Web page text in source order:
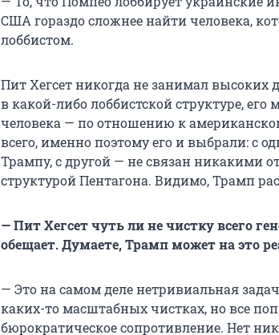
США гораздо сложнее найти человека,
лоббистом.
Пит Хегсет никогда не занимал
в какой-либо лоббистской структуре,
человека — по отношению к
всего, именно поэтому его и выбрали: с
Трампу, с другой — не связан никакими
структурой Пентагона. Видимо, Трамп
— Пит Хегсет чуть ли не чистку всего
обещает. Думаете, Трамп может на это
— Это на самом деле нетривиальная
каких-то масштабных чистках, но все
бюрократическое сопротивление. Нет